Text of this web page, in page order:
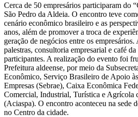
Cerca de 50 empresários participaram do
São Pedro da Aldeia. O encontro teve
cenário econômico brasileiro e as
anos, além de promover a troca de
geração de negócios entre os
palestras, consultoria empresarial e café
participantes. A realização do evento foi
Prefeitura aldeense, por meio da
Econômico, Serviço Brasileiro de Apoio
Empresas (Sebrae), Caixa Econômica
Comercial, Industrial, Turística e Agrícola
(Aciaspa). O encontro aconteceu na sede
no Centro da cidade.